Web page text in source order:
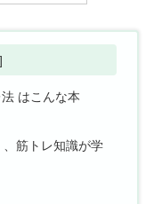
はこんな本
筋トレ知識が学